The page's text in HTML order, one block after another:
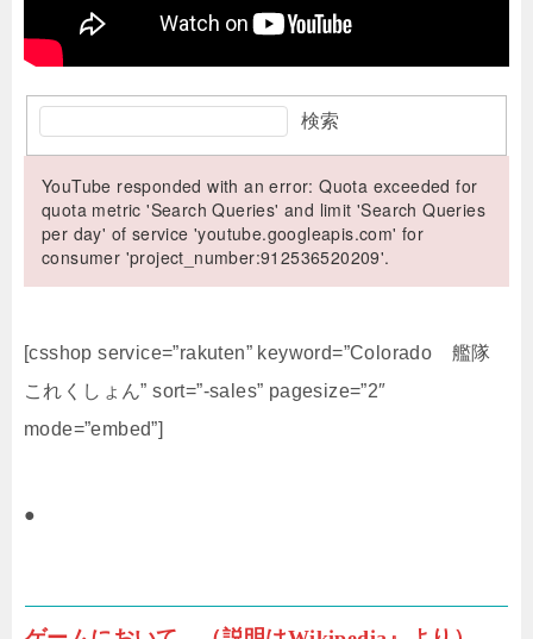
検索
YouTube responded with an error: Quota exceeded for
quota metric 'Search Queries' and limit 'Search Queries
per day' of service 'youtube.googleapis.com' for
consumer 'project_number:912536520209'.
[csshop service=”rakuten” keyword=”Colorado 艦隊
これくしょん” sort=”-sales” pagesize=”2″
mode=”embed”]
●